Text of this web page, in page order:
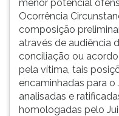
menor potencial
Ocorrência
composição
através de audiência
conciliação ou
pela vítima, tais
encaminhadas para o
analisadas e
homologadas pelo